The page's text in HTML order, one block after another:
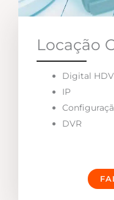
Locação
Digital
IP
DVR